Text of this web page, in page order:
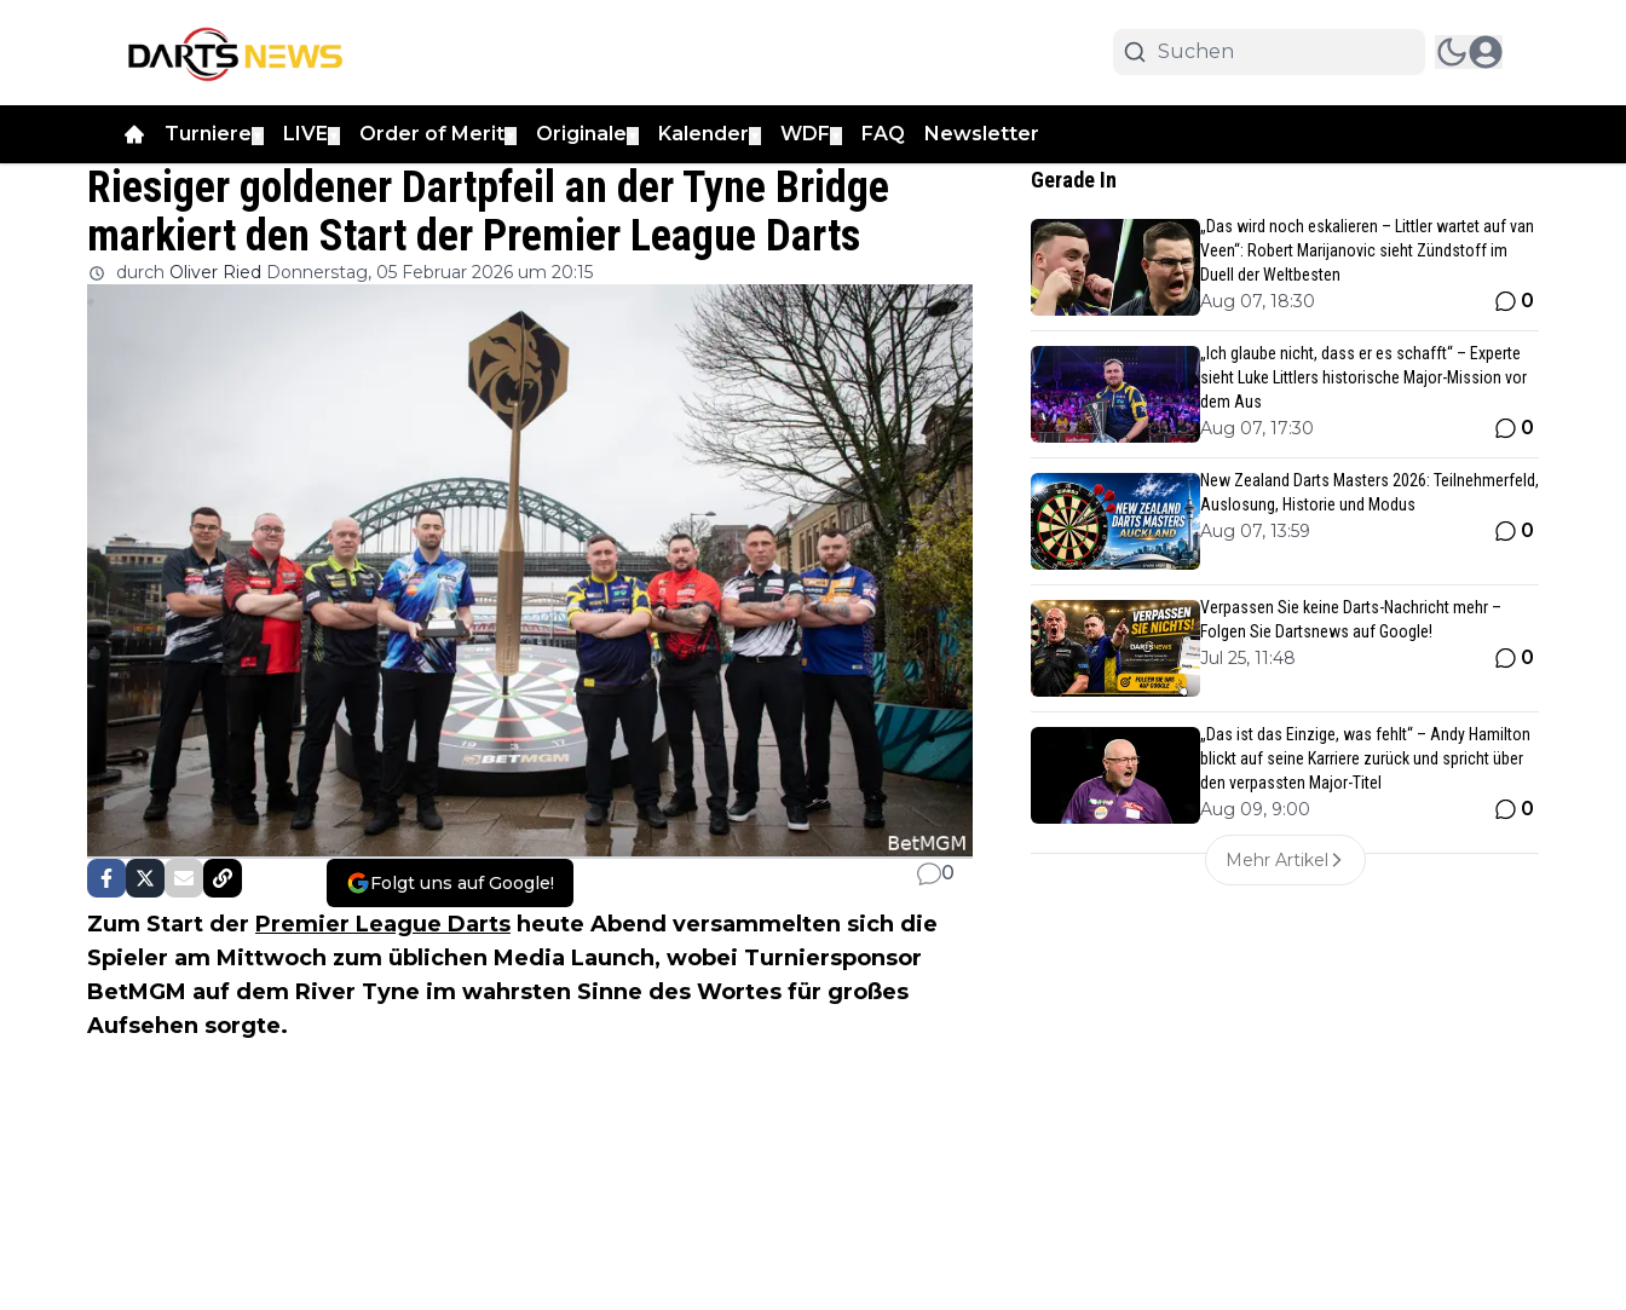
Turniere LIVE Order of Merit Originale Kalender WDF FAQ Newsletter
Riesiger goldener Dartpfeil an der Tyne Bridge
markiert den Start der Premier League Darts
durch Oliver Ried Donnerstag, 05 Februar 2026 um 20:15
Folgt uns auf Google! 0
Zum Start der Premier League Darts heute Abend versammelten sich die
Spieler am Mittwoch zum üblichen Media Launch, wobei Turniersponsor
BetMGM auf dem River Tyne im wahrsten Sinne des Wortes für großes
Aufsehen sorgte.
Gerade In
„Das wird noch eskalieren – Littler wartet auf van
Veen“: Robert Marijanovic sieht Zündstoff im
Duell der Weltbesten
Aug 07, 18:30 0
„Ich glaube nicht, dass er es schafft“ – Experte
sieht Luke Littlers historische Major-Mission vor
dem Aus
Aug 07, 17:30 0
New Zealand Darts Masters 2026: Teilnehmerfeld,
Auslosung, Historie und Modus
Aug 07, 13:59 0
Verpassen Sie keine Darts-Nachricht mehr –
Folgen Sie Dartsnews auf Google!
Jul 25, 11:48 0
„Das ist das Einzige, was fehlt“ – Andy Hamilton
blickt auf seine Karriere zurück und spricht über
den verpassten Major-Titel
Aug 09, 9:00 0
Mehr Artikel